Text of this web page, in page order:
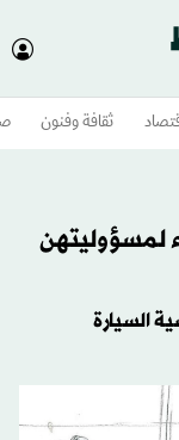
ثقافة وفنون
مشددة بحق 5 نساء لمسؤوليتهن
قضية السيارة